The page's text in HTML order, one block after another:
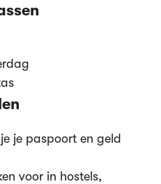
je paspoort en geld
voor in hostels,